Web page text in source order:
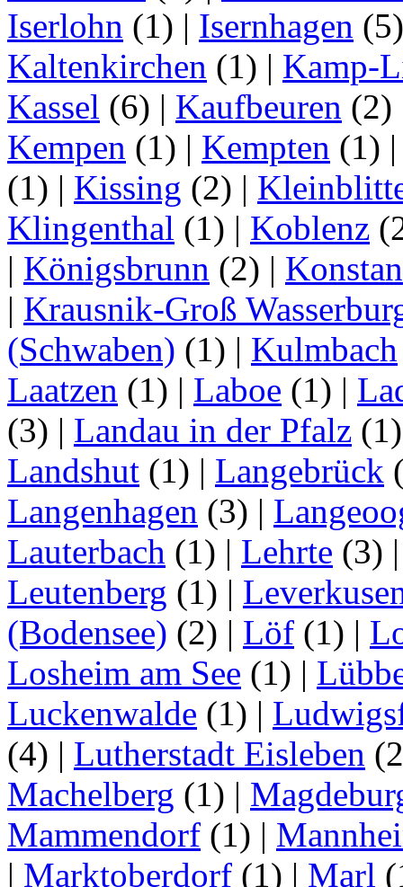
Iserlohn (1) | Isernhagen
Kaltenkirchen (1) | Kamp-
Kassel (6) | Kaufbeuren (2)
Kempen (1) | Kempten (1)
(1) | Kissing (2) |
Klingenthal (1) | Koblenz
| Königsbrunn (2) |
| Krausnik-Groß
(Schwaben) (1) | Kulmbach
Laatzen (1) | Laboe (1) |
(3) | Landau in der Pfalz
Landshut (1) | Langebrück
Langenhagen (3) |
Lauterbach (1) | Lehrte (3)
Leutenberg (1) |
(Bodensee) (2) | Löf (1) |
Losheim am See (1) |
Luckenwalde (1) |
(4) | Lutherstadt Eisleben
Machelberg (1) |
Mammendorf (1) |
| Marktoberdorf (1) | Marl